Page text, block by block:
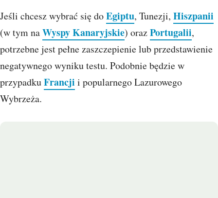
Jeśli chcesz wybrać się doEgiptu, Tunezji, Hiszpanii
(w tym naWyspy Kanaryjskie) orazPortugalii,
potrzebne jest pełne zaszczepienie lub przedstawienie
negatywnego wyniku testu. Podobnie będzie w
przypadkuFrancji i popularnego Lazurowego
Wybrzeża.